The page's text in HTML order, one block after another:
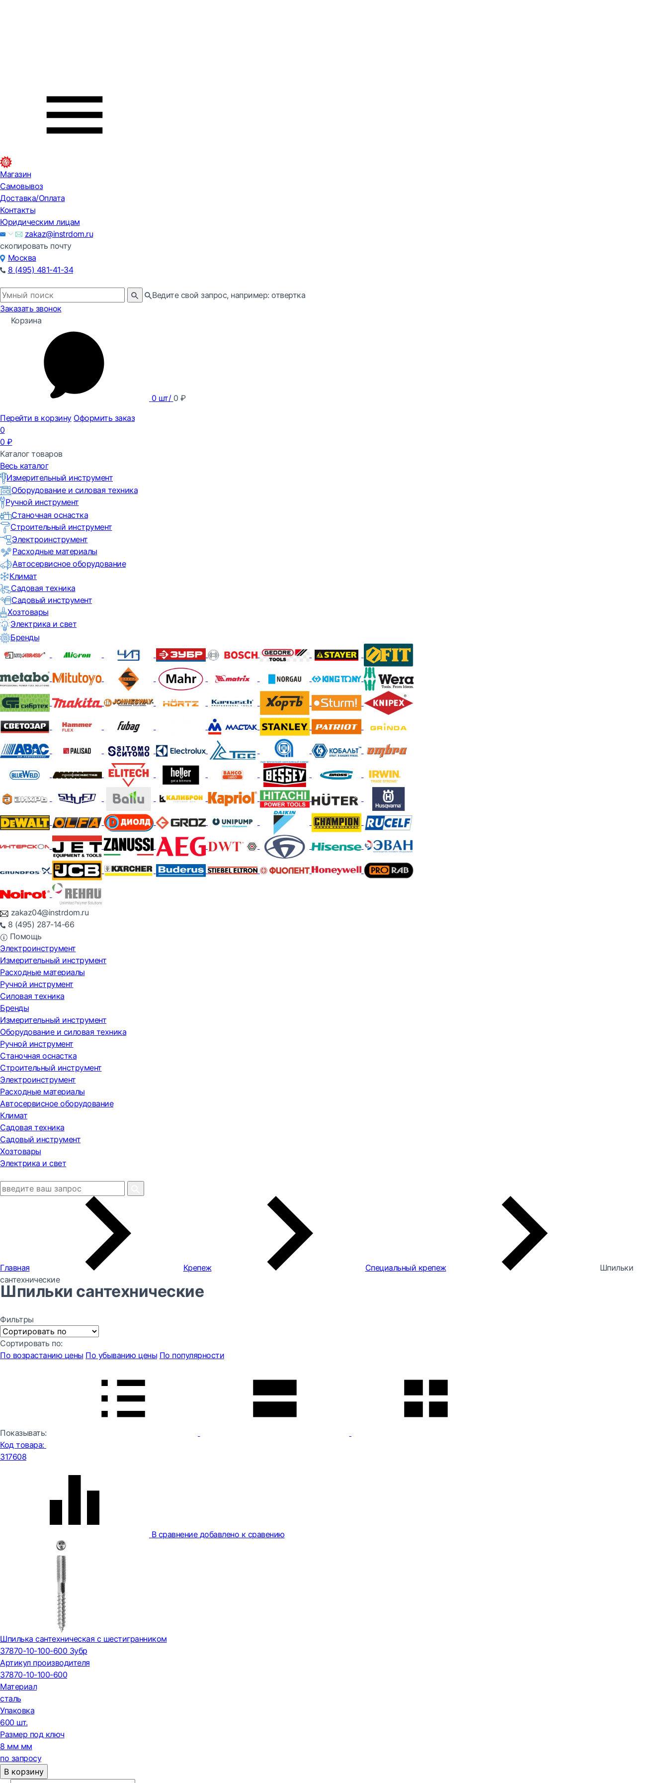
Магазин
Самовывоз
Доставка/Оплата
Контакты
Юридическим лицам
zakaz@instrdom.ru
скопировать почту
Москва
8 (495) 481-41-34
Ведите свой запрос, например: отвертка
Заказать звонок
Корзина
0 шт/ 0 ₽
Перейти в корзину Оформить заказ
0
0 ₽
Каталог товаров
Весь каталог
Измерительный инструмент
Оборудование и силовая техника
Ручной инструмент
Станочная оснастка
Строительный инструмент
Электроинструмент
Расходные материалы
Автосервисное оборудование
Климат
Садовая техника
Садовый инструмент
Хозтовары
Электрика и свет
Бренды
zakaz04@instrdom.ru
8 (495) 287-14-66
Помощь
Электроинструмент
Измерительный инструмент
Расходные материалы
Ручной инструмент
Силовая техника
Бренды
Измерительный инструмент
Оборудование и силовая техника
Ручной инструмент
Станочная оснастка
Строительный инструмент
Электроинструмент
Расходные материалы
Автосервисное оборудование
Климат
Садовая техника
Садовый инструмент
Хозтовары
Электрика и свет
Главная Крепеж Специальный крепеж
Шпильки
сантехнические
Шпильки сантехнические
Фильтры
Сортировать по:
По возрастанию цены По убыванию цены По популярности
Показывать:
Код товара:
317608
В сравнение добавлено к сравению
Шпилька сантехническая с шестигранником
37870-10-100-600 Зубр
Артикул производителя
37870-10-100-600
Материал
сталь
Упаковка
600 шт.
Размер под ключ
8 мм мм
по запросу
В корзину